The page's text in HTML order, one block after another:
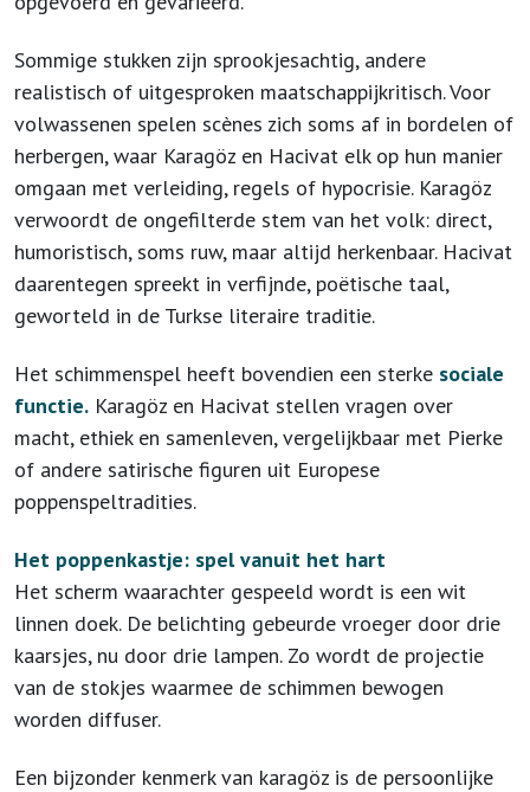
Sommige stukken zijn sprookjesachtig, andere
realistisch of uitgesproken maatschappijkritisch. Voor
volwassenen spelen scènes zich soms af in bordelen of
herbergen, waar Karagöz en Hacivat elk op hun manier
omgaan met verleiding, regels of hypocrisie. Karagöz
verwoordt de ongefilterde stem van het volk: direct,
humoristisch, soms ruw, maar altijd herkenbaar. Hacivat
daarentegen spreekt in verfijnde, poëtische taal,
geworteld in de Turkse literaire traditie.
Het schimmenspel heeft bovendien een sterke sociale
functie. Karagöz en Hacivat stellen vragen over
macht, ethiek en samenleven, vergelijkbaar met Pierke
of andere satirische figuren uit Europese
poppenspeltradities.
Het poppenkastje: spel vanuit het hart
Het scherm waarachter gespeeld wordt is een wit
linnen doek. De belichting gebeurde vroeger door drie
kaarsjes, nu door drie lampen. Zo wordt de projectie
van de stokjes waarmee de schimmen bewogen
worden diffuser.
Een bijzonder kenmerk van karagöz is de persoonlijke